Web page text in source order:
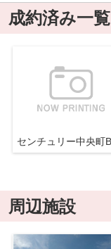
成約済み一覧
センチュリー中央町B
周辺施設